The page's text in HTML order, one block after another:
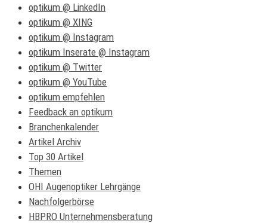
optikum @ LinkedIn
optikum @ XING
optikum @ Instagram
optikum Inserate @ Instagram
optikum @ Twitter
optikum @ YouTube
optikum empfehlen
Feedback an optikum
Branchenkalender
Artikel Archiv
Top 30 Artikel
Themen
OHI Augenoptiker Lehrgänge
Nachfolgerbörse
HBPRO Unternehmensberatung